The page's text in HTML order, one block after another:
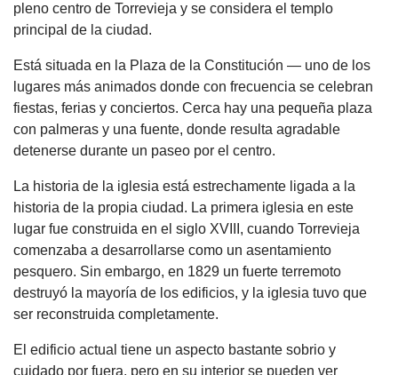
pleno centro de Torrevieja y se considera el templo
principal de la ciudad.
Está situada en la Plaza de la Constitución — uno de los
lugares más animados donde con frecuencia se celebran
fiestas, ferias y conciertos. Cerca hay una pequeña plaza
con palmeras y una fuente, donde resulta agradable
detenerse durante un paseo por el centro.
La historia de la iglesia está estrechamente ligada a la
historia de la propia ciudad. La primera iglesia en este
lugar fue construida en el siglo XVIII, cuando Torrevieja
comenzaba a desarrollarse como un asentamiento
pesquero. Sin embargo, en 1829 un fuerte terremoto
destruyó la mayoría de los edificios, y la iglesia tuvo que
ser reconstruida completamente.
El edificio actual tiene un aspecto bastante sobrio y
cuidado por fuera, pero en su interior se pueden ver